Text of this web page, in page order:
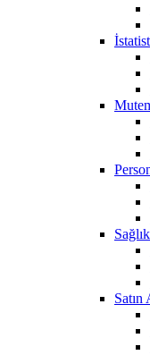
Satın